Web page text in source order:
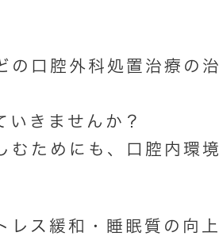
の口腔外科処置治療の治
いきませんか？
むためにも、口腔内環境
レス緩和・睡眠質の向上